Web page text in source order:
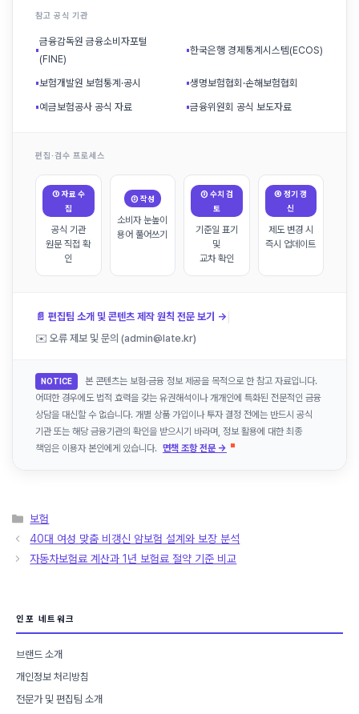
참고 공식 기관
▪
금융감독원 금융소비자포털
(FINE)
▪한국은행 경제통계시스템(ECOS)
▪보험개발원 보험통계·공시 ▪생명보험협회·손해보험협회
▪예금보험공사 공식 자료 ▪금융위원회 공식 보도자료
편집·검수 프로세스
① 자료 수
집
공식 기관
원문 직접 확
인
② 작성
소비자 눈높이
용어 풀어쓰기
③ 수치 검
토
기준일 표기
및
교차 확인
④ 정기 갱
신
제도 변경 시
즉시 업데이트
📄 편집팀 소개 및 콘텐츠 제작 원칙 전문 보기 → |
✉️ 오류 제보 및 문의 (admin@late.kr)
NOTICE
본 콘텐츠는 보험·금융 정보 제공을 목적으로 한 참고 자료입니다.
어떠한 경우에도 법적 효력을 갖는 유권해석이나 개개인에 특화된 전문적인 금융
상담을 대신할 수 없습니다. 개별 상품 가입이나 투자 결정 전에는 반드시 공식
기관 또는 해당 금융기관의 확인을 받으시기 바라며, 정보 활용에 대한 최종
책임은 이용자 본인에게 있습니다. 면책 조항 전문 →
카
테
리
보험
40대 여성 맞춤 비갱신 암보험 설계와 보장 분석
자동차보험료 계산과 1년 보험료 절약 기준 비교
인포 네트워크
브랜드 소개
개인정보 처리방침
전문가 및 편집팀 소개